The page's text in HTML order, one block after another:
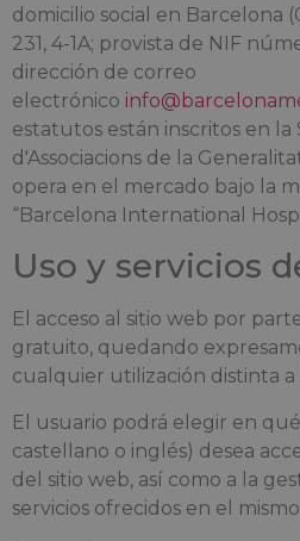
domicilio social en Barcelona
231, 4-1A; provista de NIF
dirección de correo
electrónico
estatutos están inscritos en la
d'Associacions de la
opera en el mercado bajo la
“Barcelona International
Uso y servicios
El acceso al sitio web por
gratuito, quedando
cualquier utilización distinta a
El usuario podrá elegir en
castellano o inglés) desea
del sitio web, así como a la
servicios ofrecidos en el